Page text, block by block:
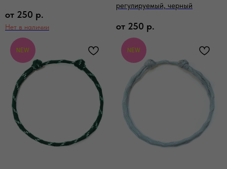
от 250 р.
Нет в наличии
регулируемый, черный
от 250 р.
NEW NEW